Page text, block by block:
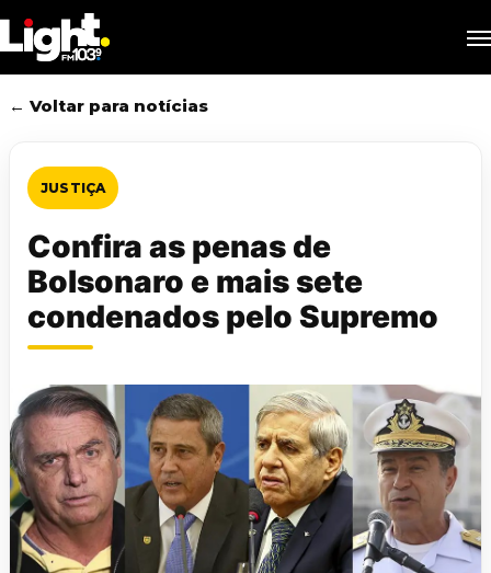
to
main
content
← Voltar para notícias
JUSTIÇA
Confira as penas de
Bolsonaro e mais sete
condenados pelo Supremo